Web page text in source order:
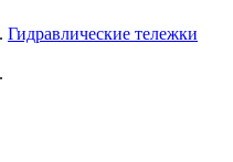
Гидравлические тележки